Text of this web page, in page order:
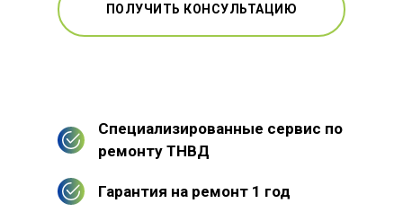
ПОЛУЧИТЬ КОНСУЛЬТАЦИЮ
Специализированные сервис по
ремонту ТНВД
Гарантия на ремонт 1 год